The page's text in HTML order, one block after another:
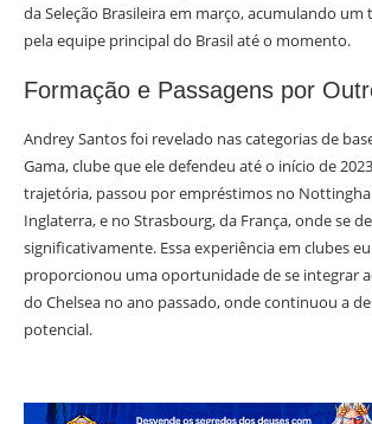
da Seleção Brasileira em março, acumulando um
pela equipe principal do Brasil até o momento.
Formação e Passagens por
Andrey Santos foi revelado nas categorias de
Gama, clube que ele defendeu até o início de
trajetória, passou por empréstimos no
Inglaterra, e no Strasbourg, da França, onde se
significativamente. Essa experiência em clubes
proporcionou uma oportunidade de se integrar
do Chelsea no ano passado, onde continuou a
potencial.